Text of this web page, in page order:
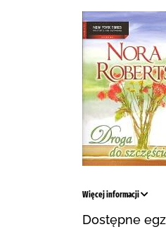
Więcej informacji
Dostępne